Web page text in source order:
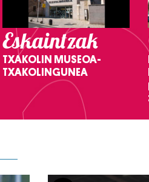
Eskaintzak
TXAKOLIN MUSEOA-
TXAKOLINGUNEA